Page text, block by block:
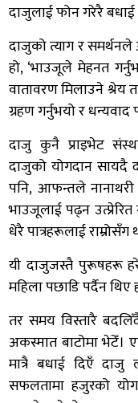
दाजुलाई फोन गरेरै बधाई
दाजुको त्याग र
हो, ‘भाउजूले मेहनत
वातावरण मिलाउने श्रेय
ग्रहण गर्नुभयो र धन्यवाद
दाजु कुनै प्राइभेट
दाजुको योगदान सायदै
पनि, आफन्तले
भाउजूलाई पढ्न
धेरै पात्रहरूलाई राम्रोसँग
यी दाजुजस्तै पुरूषहरू
महिला पछाडि पर्दैन
तर समय विस्तारै
अकस्मात बाटोमा भेटेँ।
मात्रै बधाई दिएँ
सफलतामा हजुरको